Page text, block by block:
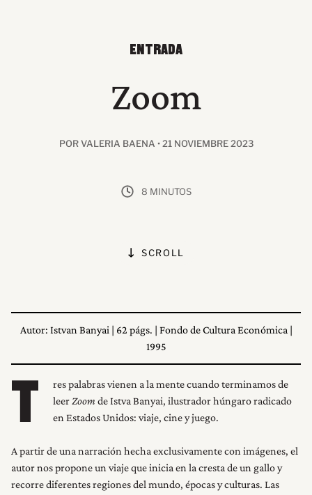
ENTRADA
Zoom
POR VALERIA BAENA • 21 NOVIEMBRE 2023
8 MINUTOS
SCROLL
Autor: Istvan Banyai | 62 págs. | Fondo de Cultura Económica |
1995
T
res palabras vienen a la mente cuando terminamos de
leer Zoom de Istva Banyai, ilustrador húngaro radicado
en Estados Unidos: viaje, cine y juego.
A partir de una narración hecha exclusivamente con imágenes, el
autor nos propone un viaje que inicia en la cresta de un gallo y
recorre diferentes regiones del mundo, épocas y culturas. Las